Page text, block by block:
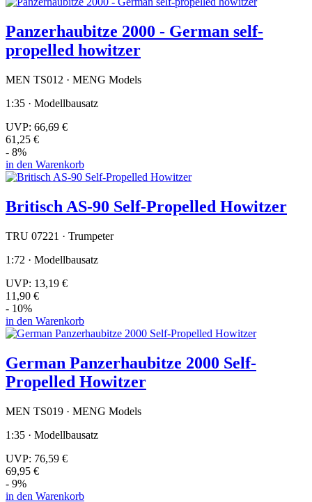
Panzerhaubitze 2000 - German self-
propelled howitzer
MEN TS012 · MENG Models
1:35 · Modellbausatz
UVP: 66,69 €
61,25 €
- 8%
in den Warenkorb
Britisch AS-90 Self-Propelled Howitzer
TRU 07221 · Trumpeter
1:72 · Modellbausatz
UVP: 13,19 €
11,90 €
- 10%
in den Warenkorb
German Panzerhaubitze 2000 Self-
Propelled Howitzer
MEN TS019 · MENG Models
1:35 · Modellbausatz
UVP: 76,59 €
69,95 €
- 9%
in den Warenkorb